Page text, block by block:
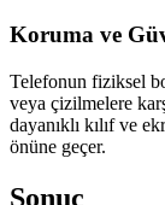
Koruma ve
Telefonun fiziksel
veya çizilmelere
dayanıklı kılıf ve
önüne geçer.
Sonuç